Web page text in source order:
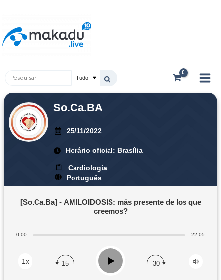
conteúdo
Pesquisar
So.Ca.BA
25/11/2022
Horário oficial: Brasília
Cardiologia
Português
[So.Ca.Ba] - AMILOIDOSIS: más presente de los que
creemos?
0:00 22:05
1x 15 Play 30